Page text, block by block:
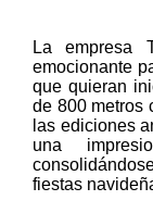
La empresa
emocionante
que quieran
de 800 metros
las ediciones
una
fiestas